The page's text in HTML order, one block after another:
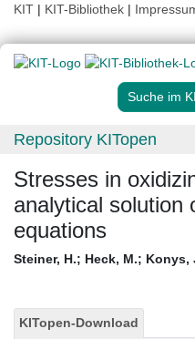
KIT | KIT-Bibliothek |
Suche im
Repository KITopen
Stresses in
analytical solution
equations
Steiner, H.; Heck, M.; Konys,
KITopen-Download